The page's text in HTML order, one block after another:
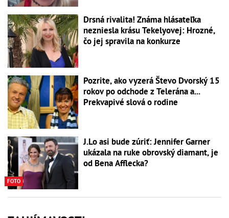
Drsná rivalita! Známa hlásateľka
nezniesla krásu Tekelyovej: Hrozné,
čo jej spravila na konkurze
Pozrite, ako vyzerá Števo Dvorský 15
rokov po odchode z Telerána a...
Prekvapivé slová o rodine
FOTO
J.Lo asi bude zúriť: Jennifer Garner
ukázala na ruke obrovský diamant, je
od Bena Afflecka?